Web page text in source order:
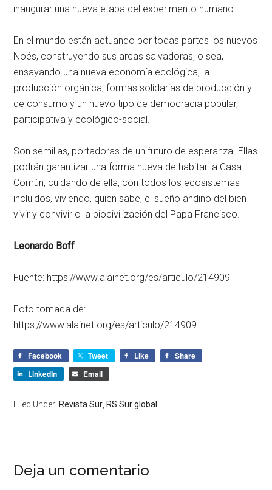
inaugurar una nueva etapa del experimento humano.
En el mundo están actuando por todas partes los nuevos
Noés, construyendo sus arcas salvadoras, o sea,
ensayando una nueva economía ecológica, la
producción orgánica, formas solidarias de producción y
de consumo y un nuevo tipo de democracia popular,
participativa y ecológico-social.
Son semillas, portadoras de un futuro de esperanza. Ellas
podrán garantizar una forma nueva de habitar la Casa
Común, cuidando de ella, con todos los ecosistemas
incluidos, viviendo, quien sabe, el sueño andino del bien
vivir y convivir o la biocivilización del Papa Francisco.
Leonardo Boff
Fuente: https://www.alainet.org/es/articulo/214909
Foto tomada de:
https://www.alainet.org/es/articulo/214909
Facebook Tweet Like
Share
LinkedIn
Email
Filed Under: Revista Sur, RS Sur global
Deja un comentario